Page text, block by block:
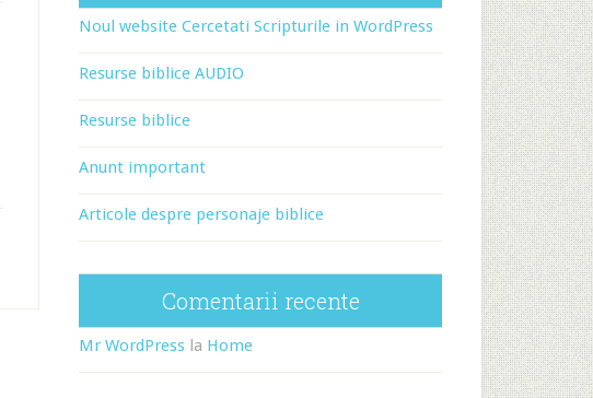
Noul website Cercetati Scripturile in WordPress
Resurse biblice AUDIO
Resurse biblice
Anunt important
Articole despre personaje biblice
Comentarii recente
Mr WordPress la Home